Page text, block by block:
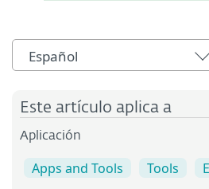
Español
Este artículo aplica a
Aplicación
Apps and Tools Tools